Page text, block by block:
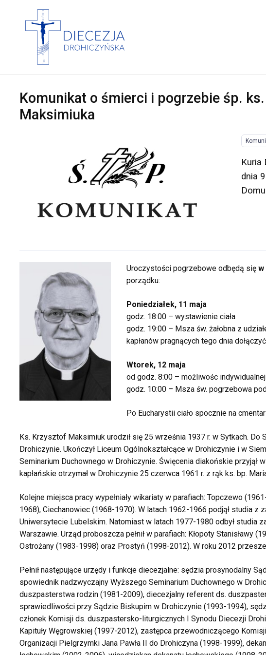
Komunikat o śmierci i pogrzebie śp.
Maksimiuka
Kuria
dnia
Uroczystości pogrzebowe odbędą się w
porządku:
Poniedziałek, 11 maja
godz. 18:00 – wystawienie ciała
godz. 19:00 – Msza św. żałobna z
kapłanów pragnących tego dnia
Wtorek, 12 maja
od godz. 8:00 – możliwośc
godz. 10:00 – Msza św. pogrzebowa
Po Eucharystii ciało spocznie na
Ks. Krzysztof Maksimiuk urodził się 25 września 1937 r. w Sytkach. Do
Drohiczynie. Ukończył Liceum Ogólnokształcące w Drohiczynie i w
Seminarium Duchownego w Drohiczynie. Święcenia diakońskie przyjął
kapłańskie otrzymał w Drohiczynie 25 czerwca 1961 r. z rąk ks. bp.
Kolejne miejsca pracy wypełniały wikariaty w parafiach: Topczewo
1968), Ciechanowiec (1968-1970). W latach 1962-1966 podjął studia z
Uniwersytecie Lubelskim. Natomiast w latach 1977-1980 odbył studia
Warszawie. Urząd proboszcza pełnił w parafiach: Kłopoty Stanisławy
Ostrożany (1983-1998) oraz Prostyń (1998-2012). W roku 2012
Pełnił następujące urzędy i funkcje diecezjalne: sędzia prosynodalny
spowiednik nadzwyczajny Wyższego Seminarium Duchownego w
duszpasterstwa rodzin (1981-2009), diecezjalny referent ds.
sprawiedliwości przy Sądzie Biskupim w Drohiczynie (1993-1994),
członek Komisji ds. duszpastersko-liturgicznych I Synodu Diecezji
Kapituły Węgrowskiej (1997-2012), zastępca przewodniczącego
Organizacji Pielgrzymki Jana Pawła II do Drohiczyna (1998-1999),